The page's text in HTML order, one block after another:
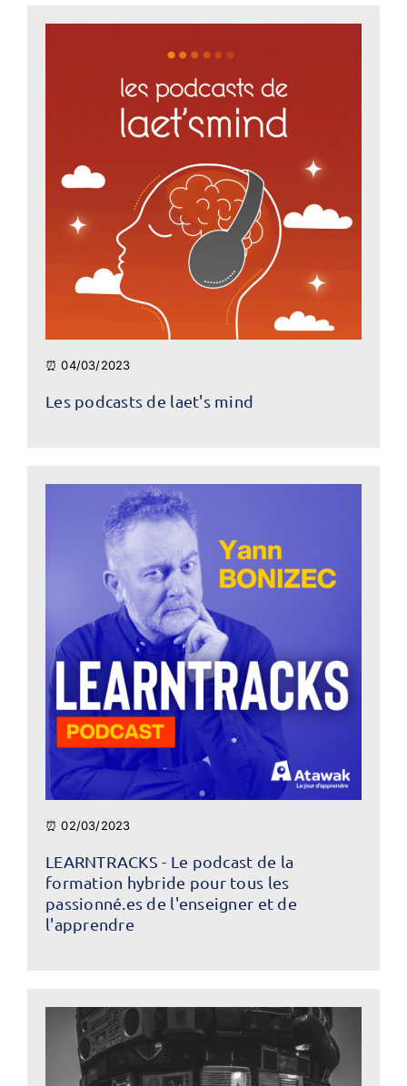
⏰ 04/03/2023
Les podcasts de laet's mind
⏰ 02/03/2023
LEARNTRACKS - Le podcast de la
formation hybride pour tous les
passionné.es de l'enseigner et de
l'apprendre